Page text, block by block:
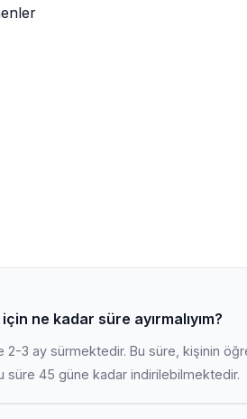
ne kadar süre ayırmalıyım?
3 ay sürmektedir. Bu süre, kişinin
süre 45 güne kadar indirilebilmektedir.